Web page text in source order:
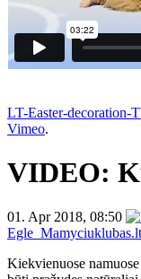
LT-Easter-decoration-
Vimeo.
VIDEO:
01. Apr 2018, 08:50
Egle_Mamyciuklubas.lt
Kiekvienuose